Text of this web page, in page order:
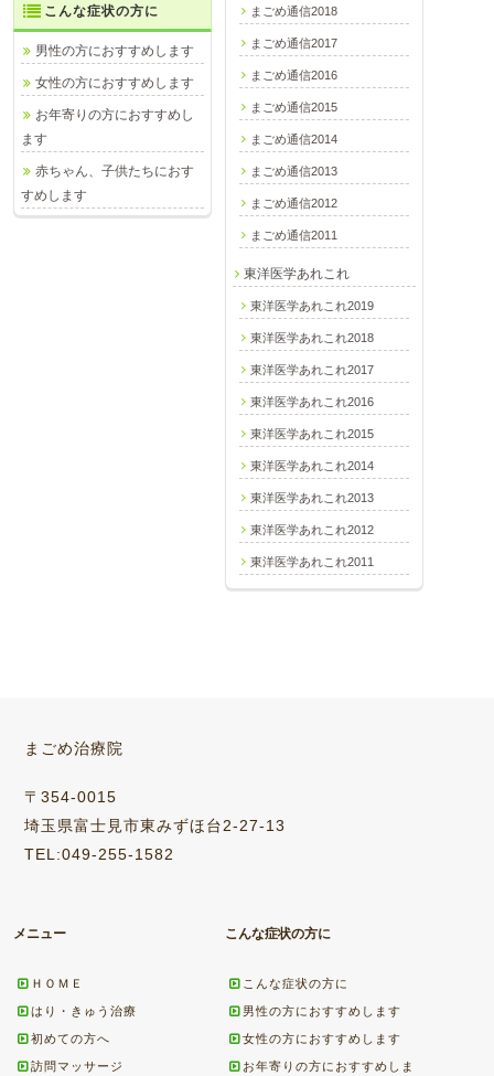
まごめ通信2018
まごめ通信2017
まごめ通信2016
まごめ通信2015
まごめ通信2014
まごめ通信2013
まごめ通信2012
まごめ通信2011
東洋医学あれこれ
東洋医学あれこれ2019
東洋医学あれこれ2018
東洋医学あれこれ2017
東洋医学あれこれ2016
東洋医学あれこれ2015
東洋医学あれこれ2014
東洋医学あれこれ2013
東洋医学あれこれ2012
東洋医学あれこれ2011
こんな症状の方に
男性の方におすすめします
女性の方におすすめします
お年寄りの方におすすめし
ます
赤ちゃん、子供たちにおす
すめします
まごめ治療院
〒354-0015
埼玉県富士見市東みずほ台2-27-13
TEL:049-255-1582
メニュー
ＨＯＭＥ
はり・きゅう治療
初めての方へ
訪問マッサージ
こんな症状の方に
こんな症状の方に
男性の方におすすめします
女性の方におすすめします
お年寄りの方におすすめしま